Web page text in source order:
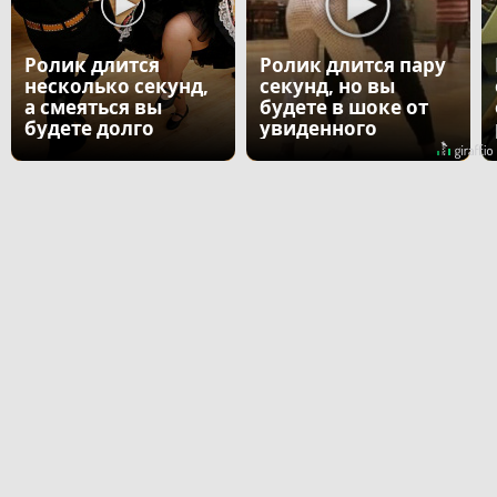
Ролик длится
несколько секунд,
а смеяться вы
будете долго
Ролик длится пару
секунд, но вы
будете в шоке от
увиденного